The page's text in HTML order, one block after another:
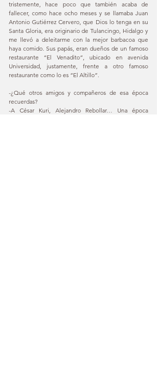
tristemente, hace poco que también acaba de
fallecer, como hace ocho meses y se llamaba Juan
Antonio Gutiérrez Cervero, que Dios lo tenga en su
Santa Gloria, era originario de Tulancingo, Hidalgo y
me llevó a deleitarme con la mejor barbacoa que
haya comido. Sus papás, eran dueños de un famoso
restaurante “El Venadito”, ubicado en avenida
Universidad, justamente, frente a otro famoso
restaurante como lo es “El Altillo”.
-¿Qué otros amigos y compañeros de esa época
recuerdas?
-A César Kuri, Alejandro Rebollar… Una época